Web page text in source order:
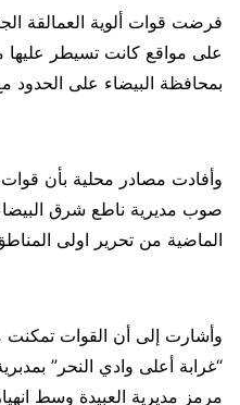
فرضت قوات ألوية العمالقة
على مواقع كانت تسيطر عليها
بمحافظة البيضاء على
وأفادت مصادر محلية بأن
صوب مديرية ناطع شرق
الماضية من تحرير اولى
وأشارت إلى أن القوات
“غرابة أعلى وادي النحر”
مرمز مديرية العبيدة وسط